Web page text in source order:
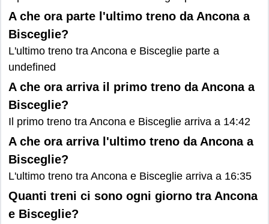
A che ora parte l'ultimo treno da Ancona a
Bisceglie?
L'ultimo treno tra Ancona e Bisceglie parte a
undefined
A che ora arriva il primo treno da Ancona a
Bisceglie?
Il primo treno tra Ancona e Bisceglie arriva a 14:42
A che ora arriva l'ultimo treno da Ancona a
Bisceglie?
L'ultimo treno tra Ancona e Bisceglie arriva a 16:35
Quanti treni ci sono ogni giorno tra Ancona
e Bisceglie?